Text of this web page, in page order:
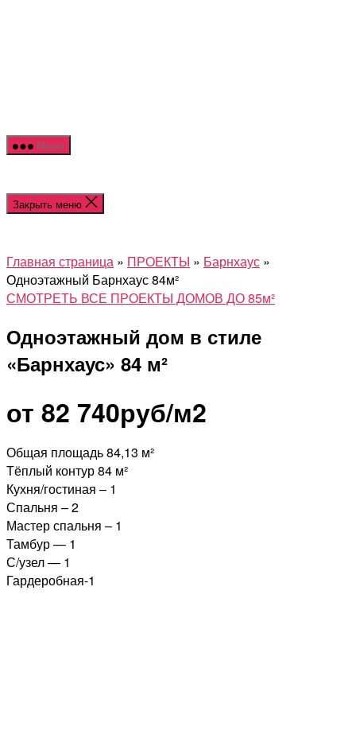
Меню
Закрыть меню
Главная страница » ПРОЕКТЫ » Барнхаус »
Одноэтажный Барнхаус 84м²
СМОТРЕТЬ ВСЕ ПРОЕКТЫ ДОМОВ ДО 85м²
Одноэтажный дом в стиле
«Барнхаус» 84 м²
от 82 740руб/м2
Общая площадь 84,13 м²
Тёплый контур 84 м²
Кухня/гостиная – 1
Спальня – 2
Мастер спальня – 1
Тамбур — 1
С/узел — 1
Гардеробная-1